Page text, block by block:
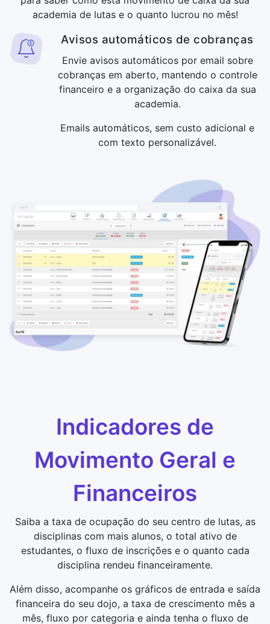
academia de lutas e o quanto lucrou no mês!
Avisos automáticos de cobranças
Envie avisos automáticos por email sobre
cobranças em aberto, mantendo o controle
financeiro e a organização do caixa da sua
academia.
Emails automáticos, sem custo adicional e
com texto personalizável.
Indicadores de
Movimento Geral e
Financeiros
Saiba a taxa de ocupação do seu centro de lutas, as
disciplinas com mais alunos, o total ativo de
estudantes, o fluxo de inscrições e o quanto cada
disciplina rendeu financeiramente.
Além disso, acompanhe os gráficos de entrada e saída
financeira do seu dojo, a taxa de crescimento mês a
mês, fluxo por categoria e ainda tenha o fluxo de